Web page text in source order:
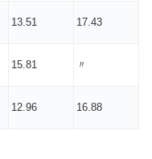
13.51 17.43
15.81 〃
12.96 16.88